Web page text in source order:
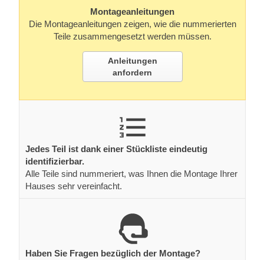
Montageanleitungen
Die Montageanleitungen zeigen, wie die nummerierten
Teile zusammengesetzt werden müssen.
Anleitungen
anfordern
Jedes Teil ist dank einer Stückliste eindeutig
identifizierbar.
Alle Teile sind nummeriert, was Ihnen die Montage Ihrer
Hauses sehr vereinfacht.
Haben Sie Fragen bezüglich der Montage?